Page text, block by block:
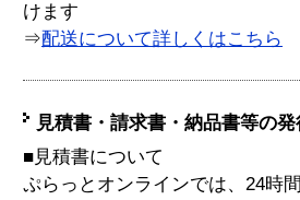
けます
⇒配送について詳しくはこちら
見積書・請求書・納品書等の
■見積書について
ぷらっとオンラインでは、24時